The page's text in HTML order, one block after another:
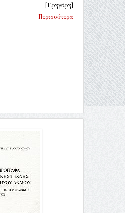
[Γρηγόρη]
Περισσότερα